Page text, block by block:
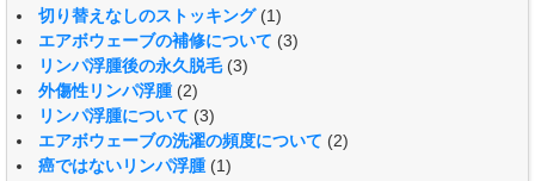
切り替えなしのストッキング (1)
エアボウェーブの補修について (3)
リンパ浮腫後の永久脱毛 (3)
外傷性リンパ浮腫 (2)
リンパ浮腫について (3)
エアボウェーブの洗濯の頻度について (2)
癌ではないリンパ浮腫 (1)